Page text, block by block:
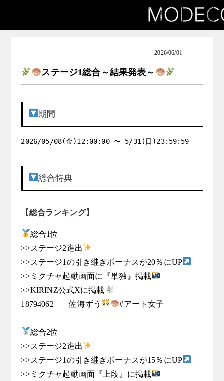
2026/06/01
ステージ1総合～結果発表～
期間
2026/05/08(金)12:00:00 〜 5/31(日)23:59:59
総合特典
【総合ランキング】
総合1位
>>ステージ2進出
>>ステージ1の引き継ぎボーナスが20％にUP
>>ミクチャ起動画面に『単独』掲載
>>KIRINZ公式Xに掲載
18794062	佐海ずう
#アート女子
総合2位
>>ステージ2進出
>>ステージ1の引き継ぎボーナスが15％にUP
>>ミクチャ起動画面『上段』に掲載